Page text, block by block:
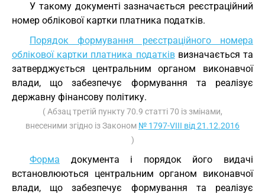
У такому документі зазначається реєстраційний
номер облікової картки платника податків.
Порядок формування реєстраційного номера
облікової картки платника податківвизначається та
затверджується центральним органом виконавчої
влади, що забезпечує формування та реалізує
державну фінансову політику.
( Абзац третій пункту 70.9 статті 70 із змінами,
внесеними згідно із Законом № 1797-VIII від 21.12.2016
)
Форма документа і порядок його видачі
встановлюються центральним органом виконавчої
влади, що забезпечує формування та реалізує